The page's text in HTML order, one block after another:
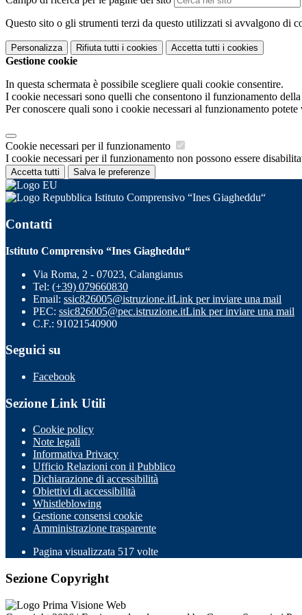
Questo sito o gli strumenti terzi da questo utilizzati si avvalgono di
Personalizza Rifiuta tutti i cookies Accetta tutti i cookies
Gestione cookie
In questa schermata è possibile scegliere quali cookie consentire.
I cookie necessari sono quelli che consentono il funzionamento
Per conoscere quali sono i cookie necessari al funzionamento potete
Cookie necessari per il funzionamento
I cookie necessari per il funzionamento non possono essere
Accetta tutti Salva le preferenze
Istituto Comprensivo “Ines Giagheddu“
Contatti
Istituto Comprensivo “Ines Giagheddu“
Via Roma, 2 - 07023, Calangianus
Tel: (+39) 079660830
Email: ssic826005@istruzione.itLink per inviare una mail
PEC: ssic826005@pec.istruzione.itLink per inviare una mail
C.F.: 91021540900
Seguici su
Facebook
Sezione Link Utili
Cookie policy
Note legali
Informativa Privacy
Ufficio Relazioni con il Pubblico
Dichiarazione di accessibilità
Obiettivi di accessibilità
Whistleblowing
Gestione consensi cookie
Amministrazione trasparente
Pagina visualizzata 517 volte
Sezione Copyright